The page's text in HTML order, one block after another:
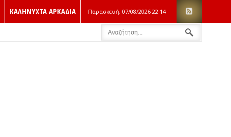
ΚΑΛΗΝΥΧΤΑ ΑΡΚΑΔΙΑ Παρασκευή, 07/08/2026 22:14